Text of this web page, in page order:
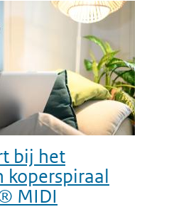
bij het
koperspiraal
MIDI